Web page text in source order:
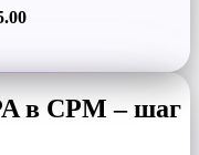
в CPM – шаг